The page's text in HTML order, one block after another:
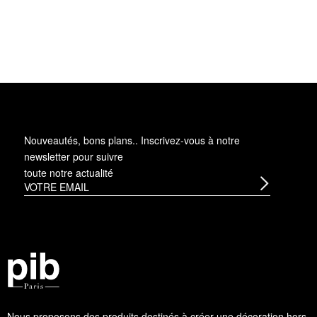
Nouveautés, bons plans.. Inscrivez-vous à notre
newsletter pour suivre
toute notre actualité